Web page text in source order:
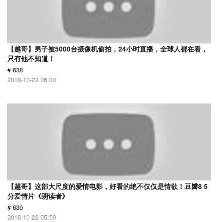
【越哥】男子被5000台摄像机偷拍，24小时直播，全球人都在看，
只有他不知道！
# 638
2018-10-22 06:00
【越哥】这部大尺度的爱情电影，好看的绝不仅仅是情欲！豆瓣8 5
分爱情片《朗读者》
# 639
2018-10-22 05:59